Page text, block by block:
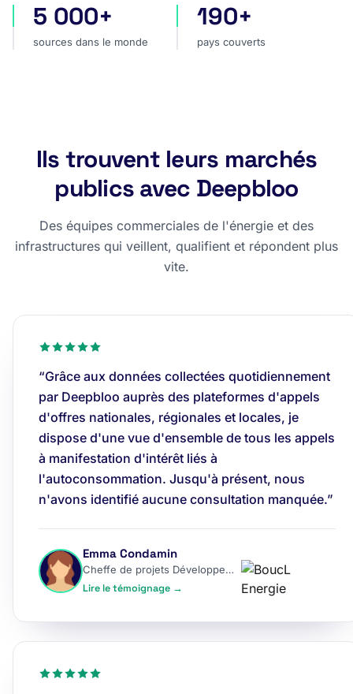
sources dans le monde
5 000+
sources dans le monde
pays couverts
190+
pays couverts
Ils trouvent leurs marchés
publics avec Deepbloo
Des équipes commerciales de l'énergie et des
infrastructures qui veillent, qualifient et répondent plus
vite.
“Grâce aux données collectées quotidiennement
par Deepbloo auprès des plateformes d'appels
d'offres nationales, régionales et locales, je
dispose d'une vue d'ensemble de tous les appels
à manifestation d'intérêt liés à
l'autoconsommation. Jusqu'à présent, nous
n'avons identifié aucune consultation manquée.”
Emma Condamin
Cheffe de projets Développement
Lire le témoignage →